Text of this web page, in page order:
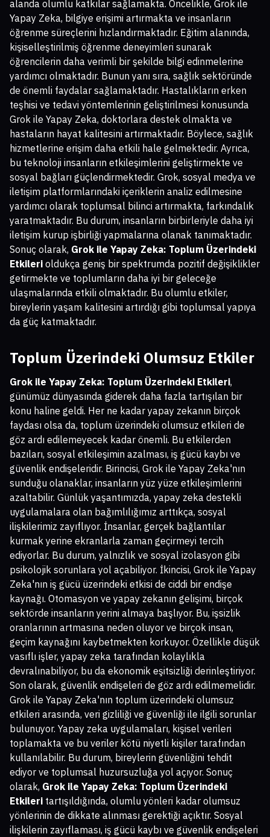
alanda olumlu katkılar sağlamakta. Öncelikle, Grok ile
Yapay Zeka, bilgiye erişimi artırmakta ve insanların
öğrenme süreçlerini hızlandırmaktadır. Eğitim alanında,
kişiselleştirilmiş öğrenme deneyimleri sunarak
öğrencilerin daha verimli bir şekilde bilgi edinmelerine
yardımcı olmaktadır. Bunun yanı sıra, sağlık sektöründe
de önemli faydalar sağlamaktadır. Hastalıkların erken
teşhisi ve tedavi yöntemlerinin geliştirilmesi konusunda
Grok ile Yapay Zeka, doktorlara destek olmakta ve
hastaların hayat kalitesini artırmaktadır. Böylece, sağlık
hizmetlerine erişim daha etkili hale gelmektedir. Ayrıca,
bu teknoloji insanların etkileşimlerini geliştirmekte ve
sosyal bağları güçlendirmektedir. Grok, sosyal medya ve
iletişim platformlarındaki içeriklerin analiz edilmesine
yardımcı olarak toplumsal bilinci artırmakta, farkındalık
yaratmaktadır. Bu durum, insanların birbirleriyle daha iyi
iletişim kurup işbirliği yapmalarına olanak tanımaktadır.
Sonuç olarak, Grok ile Yapay Zeka: Toplum Üzerindeki
Etkileri oldukça geniş bir spektrumda pozitif değişiklikler
getirmekte ve toplumların daha iyi bir geleceğe
ulaşmalarında etkili olmaktadır. Bu olumlu etkiler,
bireylerin yaşam kalitesini artırdığı gibi toplumsal yapıya
da güç katmaktadır.
Toplum Üzerindeki Olumsuz Etkiler
Grok ile Yapay Zeka: Toplum Üzerindeki Etkileri,
günümüz dünyasında giderek daha fazla tartışılan bir
konu haline geldi. Her ne kadar yapay zekanın birçok
faydası olsa da, toplum üzerindeki olumsuz etkileri de
göz ardı edilemeyecek kadar önemli. Bu etkilerden
bazıları, sosyal etkileşimin azalması, iş gücü kaybı ve
güvenlik endişeleridir. Birincisi, Grok ile Yapay Zeka'nın
sunduğu olanaklar, insanların yüz yüze etkileşimlerini
azaltabilir. Günlük yaşantımızda, yapay zeka destekli
uygulamalara olan bağımlılığımız arttıkça, sosyal
ilişkilerimiz zayıflıyor. İnsanlar, gerçek bağlantılar
kurmak yerine ekranlarla zaman geçirmeyi tercih
ediyorlar. Bu durum, yalnızlık ve sosyal izolasyon gibi
psikolojik sorunlara yol açabiliyor. İkincisi, Grok ile Yapay
Zeka'nın iş gücü üzerindeki etkisi de ciddi bir endişe
kaynağı. Otomasyon ve yapay zekanın gelişimi, birçok
sektörde insanların yerini almaya başlıyor. Bu, işsizlik
oranlarının artmasına neden oluyor ve birçok insan,
geçim kaynağını kaybetmekten korkuyor. Özellikle düşük
vasıflı işler, yapay zeka tarafından kolaylıkla
devralınabiliyor, bu da ekonomik eşitsizliği derinleştiriyor.
Son olarak, güvenlik endişeleri de göz ardı edilmemelidir.
Grok ile Yapay Zeka'nın toplum üzerindeki olumsuz
etkileri arasında, veri gizliliği ve güvenliği ile ilgili sorunlar
bulunuyor. Yapay zeka uygulamaları, kişisel verileri
toplamakta ve bu veriler kötü niyetli kişiler tarafından
kullanılabilir. Bu durum, bireylerin güvenliğini tehdit
ediyor ve toplumsal huzursuzluğa yol açıyor. Sonuç
olarak, Grok ile Yapay Zeka: Toplum Üzerindeki
Etkileri tartışıldığında, olumlu yönleri kadar olumsuz
yönlerinin de dikkate alınması gerektiği açıktır. Sosyal
ilişkilerin zayıflaması, iş gücü kaybı ve güvenlik endişeleri